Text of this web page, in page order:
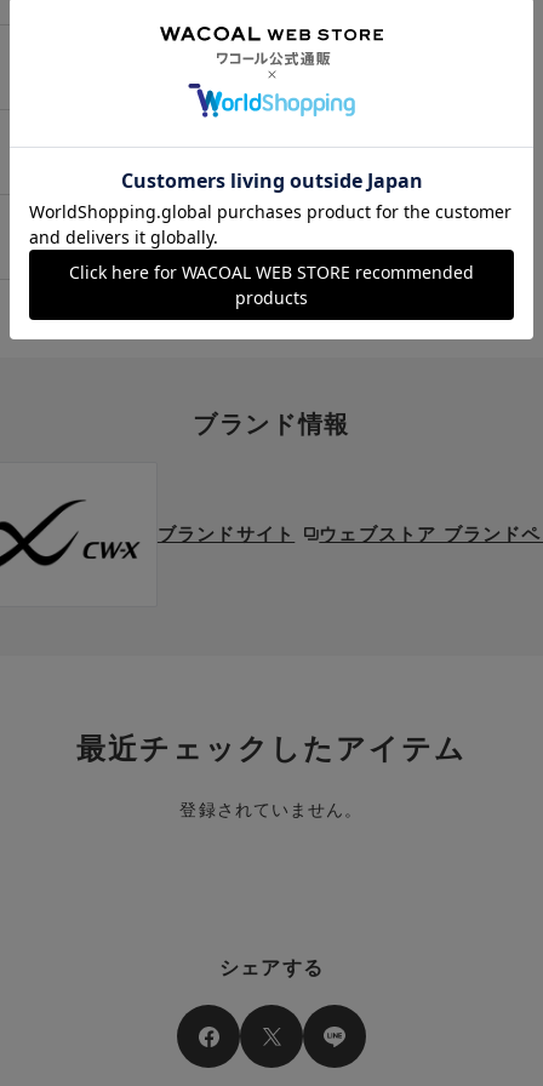
方法がございます。
して599円（税込）（全国一律）をご負担いた
分割させていただく場合は、初回のお届け分の
ん。
ニティ商品(産後ガードル・骨盤ベルト)・リマ
のサイズ交換による返送料は「着払い」をご
対象外です。
(注文間違い・サイズが合わない・イメージ違
担でお願いいたします。
の対象外です。（お客様にて送料をご負担）
クし、取得済のクーポン一覧から、 利用される
、取得ボタンを押してください。
ただきます。
利用いただける条件の設定がございます。ご利
用いただけません。
選択してください。
とができ、一部のみのご利用はできません。
、ご利用可能ポイントに戻り、次回以降のご
い。
ブランド情報
ブランドサイト ウェブストア ブランド
最近チェックしたアイテム
登録されていません。
シェアする